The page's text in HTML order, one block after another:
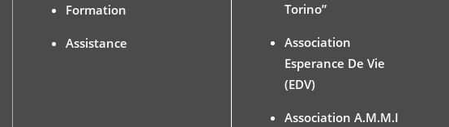
Formation
Assistance
Torino”
Association
Esperance De Vie
(EDV)
Association A.M.M.I